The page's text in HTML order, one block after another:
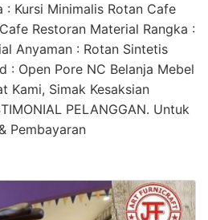
: Kursi Minimalis Rotan Cafe
Restoran Material Rangka :
Anyaman : Rotan Sintetis
: Open Pore NC Belanja Mebel
Kami, Simak Kesaksian
PELANGGAN. Untuk
Pembayaran